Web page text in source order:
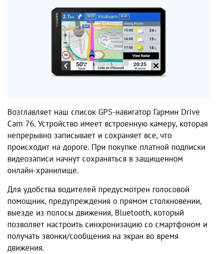
Возглавляет наш список GPS-навигатор Гармин Drive
Cam 76. Устройство имеет встроенную камеру, которая
непрерывно записывает и сохраняет все, что
происходит на дороге. При покупке платной подписки
видеозаписи начнут сохраняться в защищенном
онлайн-хранилище.
Для удобства водителей предусмотрен голосовой
помощник, предупреждения о прямом столкновении,
выезде из полосы движения, Bluetooth, который
позволяет настроить синхронизацию со смартфоном и
получать звонки/сообщения на экран во время
движения.